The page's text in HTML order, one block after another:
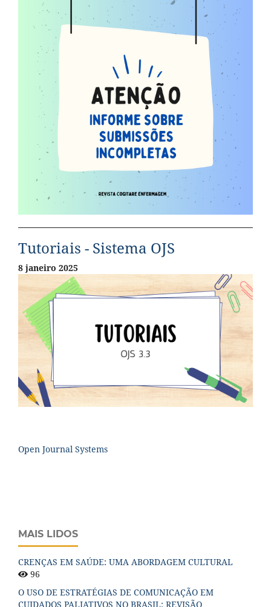
Tutoriais - Sistema OJS
8 janeiro 2025
Open Journal Systems
MAIS LIDOS
CRENÇAS EM SAÚDE: UMA ABORDAGEM CULTURAL
96
O USO DE ESTRATÉGIAS DE COMUNICAÇÃO EM
CUIDADOS PALIATIVOS NO BRASIL: REVISÃO